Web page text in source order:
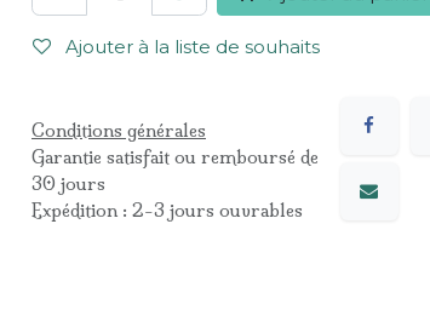
Ajouter à la liste de souhaits
Conditions générales
Garantie satisfait ou remboursé de
30 jours
Expédition : 2-3 jours ouvrables